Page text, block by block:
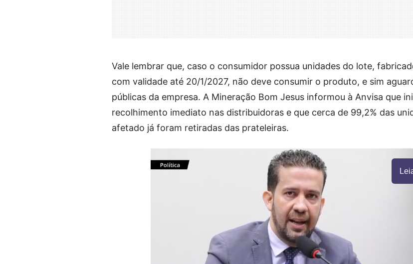
Vale lembrar que, caso o consumidor possua unidades do lote,
com validade até 20/1/2027, não deve consumir o produto, e sim
públicas da empresa. A Mineração Bom Jesus informou à Anvisa que
recolhimento imediato nas distribuidoras e que cerca de 99,2% das
afetado já foram retiradas das prateleiras.